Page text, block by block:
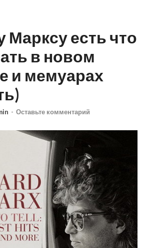
Марксу есть что
в новом
и мемуарах
- Оставьте комментарий